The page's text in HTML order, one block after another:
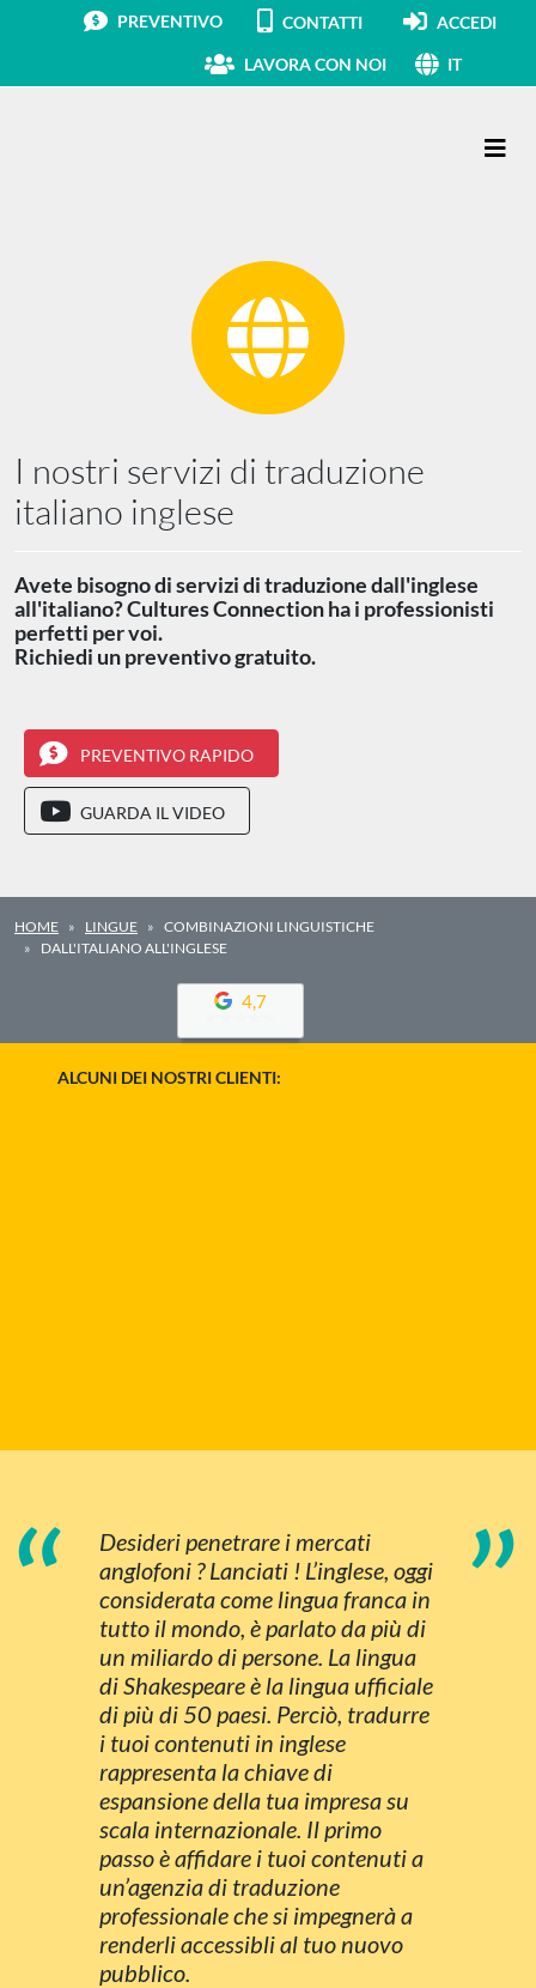
PREVENTIVO CONTATTI ACCEDI
LAVORA CON NOI IT
I nostri servizi di traduzione
italiano inglese
Avete bisogno di servizi di traduzione dall'inglese
all'italiano? Cultures Connection ha i professionisti
perfetti per voi.
Richiedi un preventivo gratuito.
PREVENTIVO RAPIDO
GUARDA IL VIDEO
HOME LINGUE
COMBINAZIONI LINGUISTICHE
DALL'ITALIANO ALL'INGLESE
4,7
ALCUNI DEI NOSTRI CLIENTI:
“
Desideri penetrare i mercati
anglofoni ? Lanciati ! L’inglese, oggi
considerata come lingua franca in
tutto il mondo, è parlato da più di
un miliardo di persone. La lingua
di Shakespeare è la lingua ufficiale
di più di 50 paesi. Perciò, tradurre
i tuoi contenuti in inglese
rappresenta la chiave di
espansione della tua impresa su
scala internazionale. Il primo
passo è affidare i tuoi contenuti a
un’agenzia di traduzione
professionale che si impegnerà a
renderli accessibli al tuo nuovo
pubblico.
”